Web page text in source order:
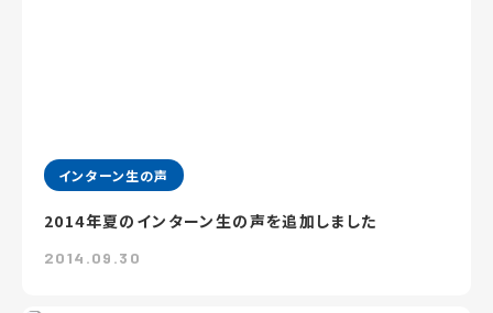
インターン生の声
2014年夏のインターン生の声を追加しました
2014.09.30